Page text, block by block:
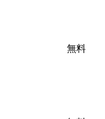
無料